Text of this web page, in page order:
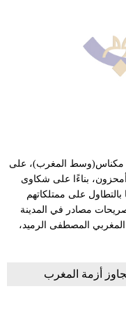
مكناس(وسط المغرب)، على
بناءًا على شكاوى
على ممتلكاتهم
مصادر في المدينة
المصطفى الرميد،
أزمة المغرب